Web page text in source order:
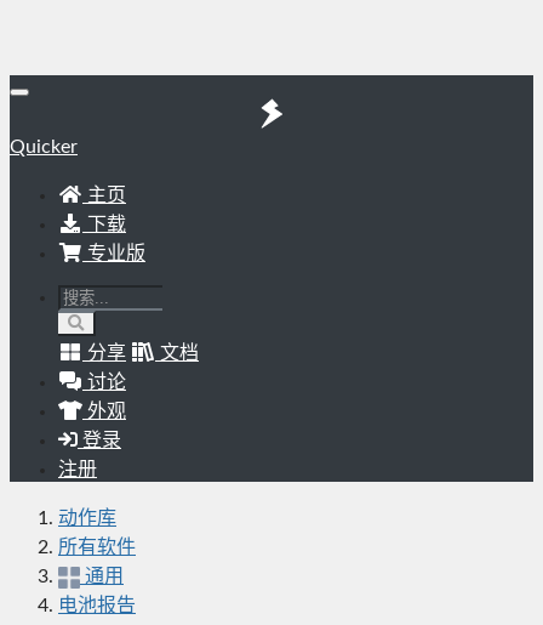
Quicker
主页
下载
专业版
分享
文档
讨论
外观
登录
注册
动作库
所有软件
通用
电池报告